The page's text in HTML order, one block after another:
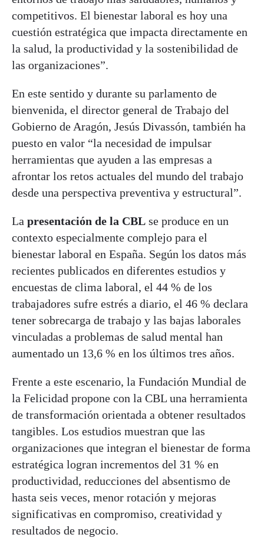
competitivos. El bienestar laboral es hoy una
cuestión estratégica que impacta directamente en
la salud, la productividad y la sostenibilidad de
las organizaciones”.
En este sentido y durante su parlamento de
bienvenida, el director general de Trabajo del
Gobierno de Aragón, Jesús Divassón, también ha
puesto en valor “la necesidad de impulsar
herramientas que ayuden a las empresas a
afrontar los retos actuales del mundo del trabajo
desde una perspectiva preventiva y estructural”.
La presentación de la CBL se produce en un
contexto especialmente complejo para el
bienestar laboral en España. Según los datos más
recientes publicados en diferentes estudios y
encuestas de clima laboral, el 44 % de los
trabajadores sufre estrés a diario, el 46 % declara
tener sobrecarga de trabajo y las bajas laborales
vinculadas a problemas de salud mental han
aumentado un 13,6 % en los últimos tres años.
Frente a este escenario, la Fundación Mundial de
la Felicidad propone con la CBL una herramienta
de transformación orientada a obtener resultados
tangibles. Los estudios muestran que las
organizaciones que integran el bienestar de forma
estratégica logran incrementos del 31 % en
productividad, reducciones del absentismo de
hasta seis veces, menor rotación y mejoras
significativas en compromiso, creatividad y
resultados de negocio.